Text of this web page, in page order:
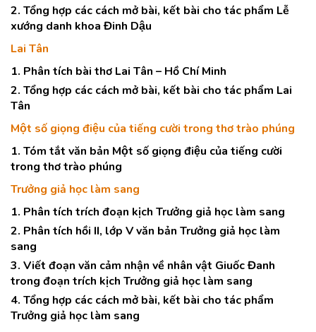
2. Tổng hợp các cách mở bài, kết bài cho tác phẩm Lễ
xướng danh khoa Đinh Dậu
Lai Tân
1. Phân tích bài thơ Lai Tân – Hồ Chí Minh
2. Tổng hợp các cách mở bài, kết bài cho tác phẩm Lai
Tân
Một số giọng điệu của tiếng cười trong thơ trào phúng
1. Tóm tắt văn bản Một số giọng điệu của tiếng cười
trong thơ trào phúng
Trưởng giả học làm sang
1. Phân tích trích đoạn kịch Trưởng giả học làm sang
2. Phân tích hồi II, lớp V văn bản Trưởng giả học làm
sang
3. Viết đoạn văn cảm nhận về nhân vật Giuốc Đanh
trong đoạn trích kịch Trưởng giả học làm sang
4. Tổng hợp các cách mở bài, kết bài cho tác phẩm
Trưởng giả học làm sang